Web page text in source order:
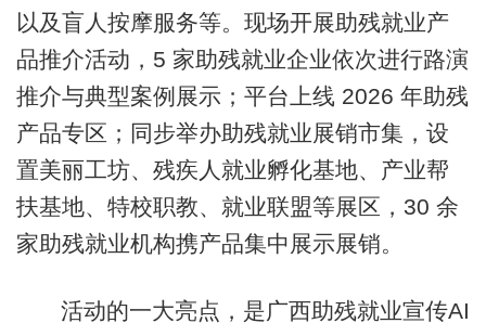
以及盲人按摩服务等。现场开展助残就业产
品推介活动，5 家助残就业企业依次进行路演
推介与典型案例展示；平台上线 2026 年助残
产品专区；同步举办助残就业展销市集，设
置美丽工坊、残疾人就业孵化基地、产业帮
扶基地、特校职教、就业联盟等展区，30 余
家助残就业机构携产品集中展示展销。
活动的一大亮点，是广西助残就业宣传AI